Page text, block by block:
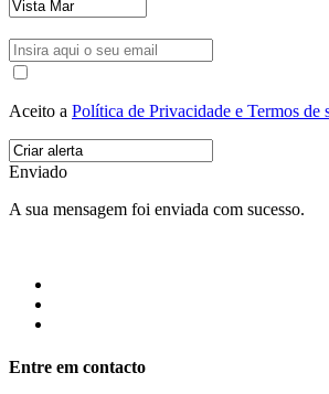
Aceito a Política de Privacidade e Termos de
Enviado
A sua mensagem foi enviada com sucesso.
Entre em contacto